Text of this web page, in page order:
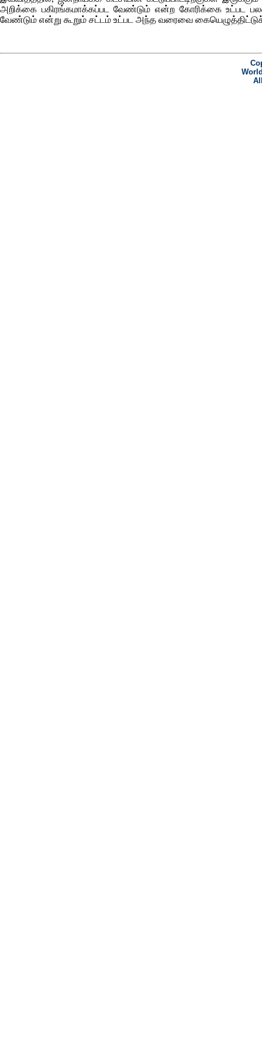
அறிக்கை பகிரங்கமாக்கப்பட வேண்டும் என்ற கோரிக்கை உட்பட
வேண்டும் என்று கூறும் சட்டம் உட்பட அந்த வரைவை